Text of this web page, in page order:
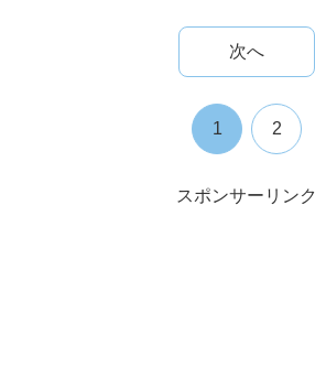
次へ
1 2
スポンサーリンク